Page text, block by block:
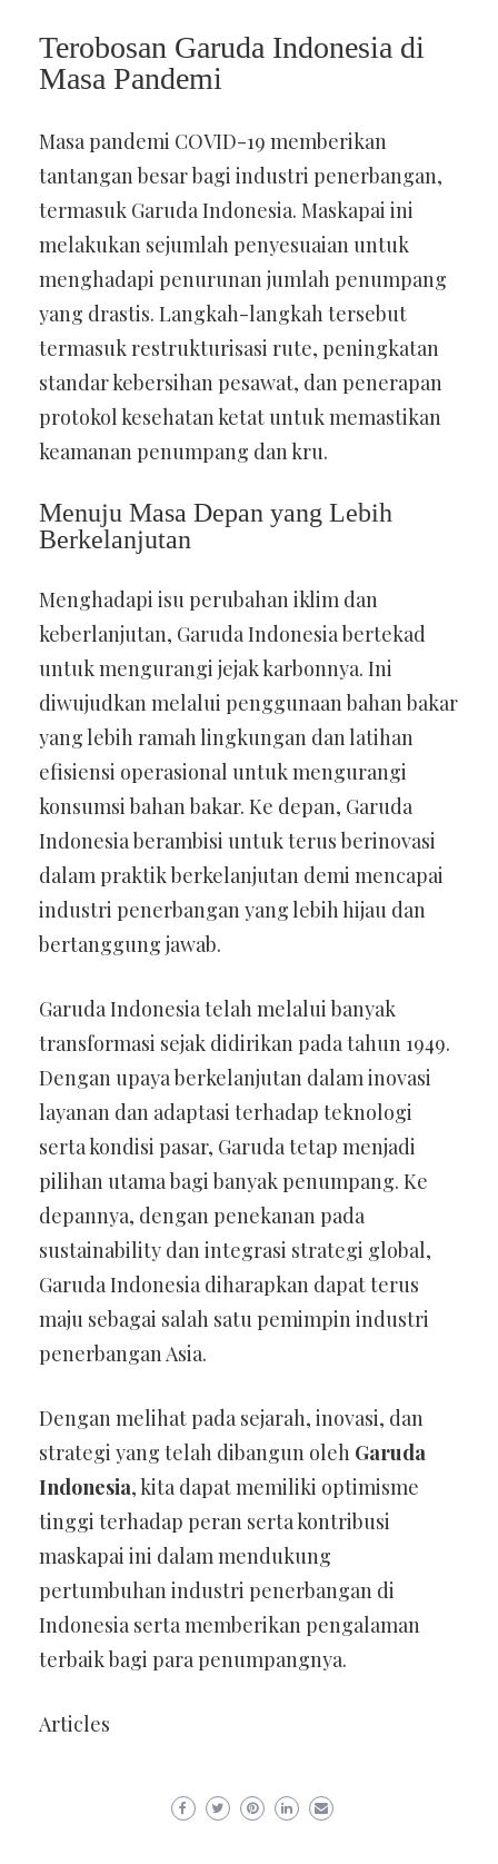
Terobosan Garuda Indonesia di
Masa Pandemi
Masa pandemi COVID-19 memberikan
tantangan besar bagi industri penerbangan,
termasuk Garuda Indonesia. Maskapai ini
melakukan sejumlah penyesuaian untuk
menghadapi penurunan jumlah penumpang
yang drastis. Langkah-langkah tersebut
termasuk restrukturisasi rute, peningkatan
standar kebersihan pesawat, dan penerapan
protokol kesehatan ketat untuk memastikan
keamanan penumpang dan kru.
Menuju Masa Depan yang Lebih
Berkelanjutan
Menghadapi isu perubahan iklim dan
keberlanjutan, Garuda Indonesia bertekad
untuk mengurangi jejak karbonnya. Ini
diwujudkan melalui penggunaan bahan bakar
yang lebih ramah lingkungan dan latihan
efisiensi operasional untuk mengurangi
konsumsi bahan bakar. Ke depan, Garuda
Indonesia berambisi untuk terus berinovasi
dalam praktik berkelanjutan demi mencapai
industri penerbangan yang lebih hijau dan
bertanggung jawab.
Garuda Indonesia telah melalui banyak
transformasi sejak didirikan pada tahun 1949.
Dengan upaya berkelanjutan dalam inovasi
layanan dan adaptasi terhadap teknologi
serta kondisi pasar, Garuda tetap menjadi
pilihan utama bagi banyak penumpang. Ke
depannya, dengan penekanan pada
sustainability dan integrasi strategi global,
Garuda Indonesia diharapkan dapat terus
maju sebagai salah satu pemimpin industri
penerbangan Asia.
Dengan melihat pada sejarah, inovasi, dan
strategi yang telah dibangun oleh Garuda
Indonesia, kita dapat memiliki optimisme
tinggi terhadap peran serta kontribusi
maskapai ini dalam mendukung
pertumbuhan industri penerbangan di
Indonesia serta memberikan pengalaman
terbaik bagi para penumpangnya.
Articles